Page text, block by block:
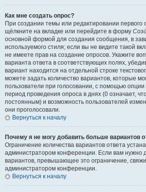
Как мне создать опрос?
При создании темы или редактировании
щёлкните на вкладке или перейдите в форму
основной формой для создания сообщения, в
используемого стиля; если вы не видите такой
не имеете прав на создание опросов. Укажите
варианта ответа в соответствующих полях,
вариант находится на отдельной строке
можете задать количество вариантов, которые
пользователи при голосовании, с помощью
период проведения опроса в днях (0 означает,
постоянным) и возможность пользователей
они проголосовали.
Вернуться к началу
Почему я не могу добавить больше вариантов
Ограничение количества вариантов ответа
администратором конференции. Если вам нужно
вариантов, превышающее это ограничение,
администратором конференции.
Вернуться к началу